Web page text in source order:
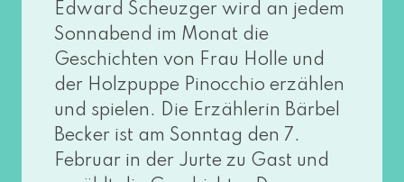
Edward Scheuzger wird an jedem
Sonnabend im Monat die
Geschichten von Frau Holle und
der Holzpuppe Pinocchio erzäh­len
und spie­len. Die Erzählerin Bärbel
Becker ist am Sonntag den 7.
Februar in der Jurte zu Gast und